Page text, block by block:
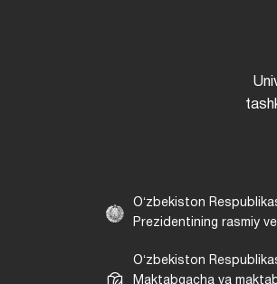
Oʻzbekiston
Prezidentining rasmiy
Oʻzbekiston
Maktabgacha va